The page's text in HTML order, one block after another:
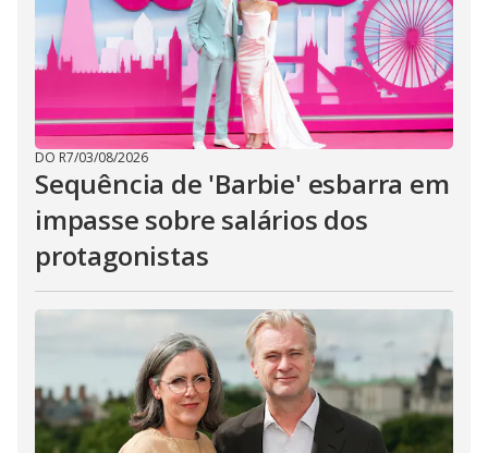
DO R7/03/08/2026
Sequência de 'Barbie' esbarra em
impasse sobre salários dos
protagonistas